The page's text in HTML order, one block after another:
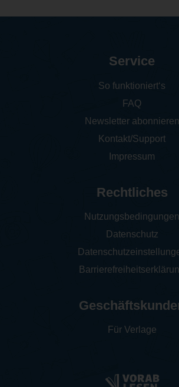
Service
So funktioniert‘s
FAQ
Newsletter abonnieren
Kontakt/Support
Impressum
Rechtliches
Nutzungsbedingungen
Datenschutz
Für Verlage